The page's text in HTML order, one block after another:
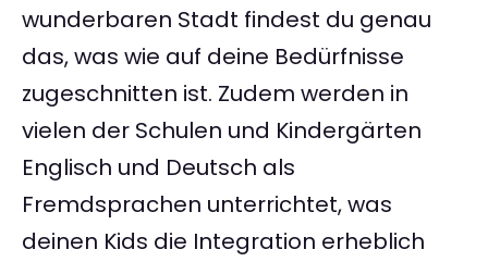
wunderbaren Stadt findest du genau
das, was wie auf deine Bedürfnisse
zugeschnitten ist. Zudem werden in
vielen der Schulen und Kindergärten
Englisch und Deutsch als
Fremdsprachen unterrichtet, was
deinen Kids die Integration erheblich